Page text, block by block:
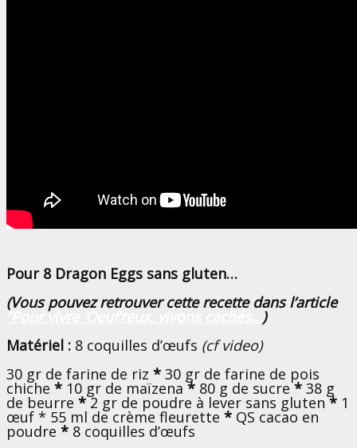
Pour 8 Dragon Eggs sans gluten…
(Vous pouvez retrouver cette recette dans l’article
“Pour vivre ‘Oeuf’reux, vivons cachés… )
Matériel : 8 coquilles d’œufs (cf video)
30 gr de farine de riz * 30 gr de farine de pois
chiche * 10 gr de maïzena* 80 g de sucre* 38 g
de beurre *2 gr de poudre à lever sans gluten* 1
œuf * 55 ml de crème fleurette * QS cacao en
poudre * 8 coquilles d’œufs